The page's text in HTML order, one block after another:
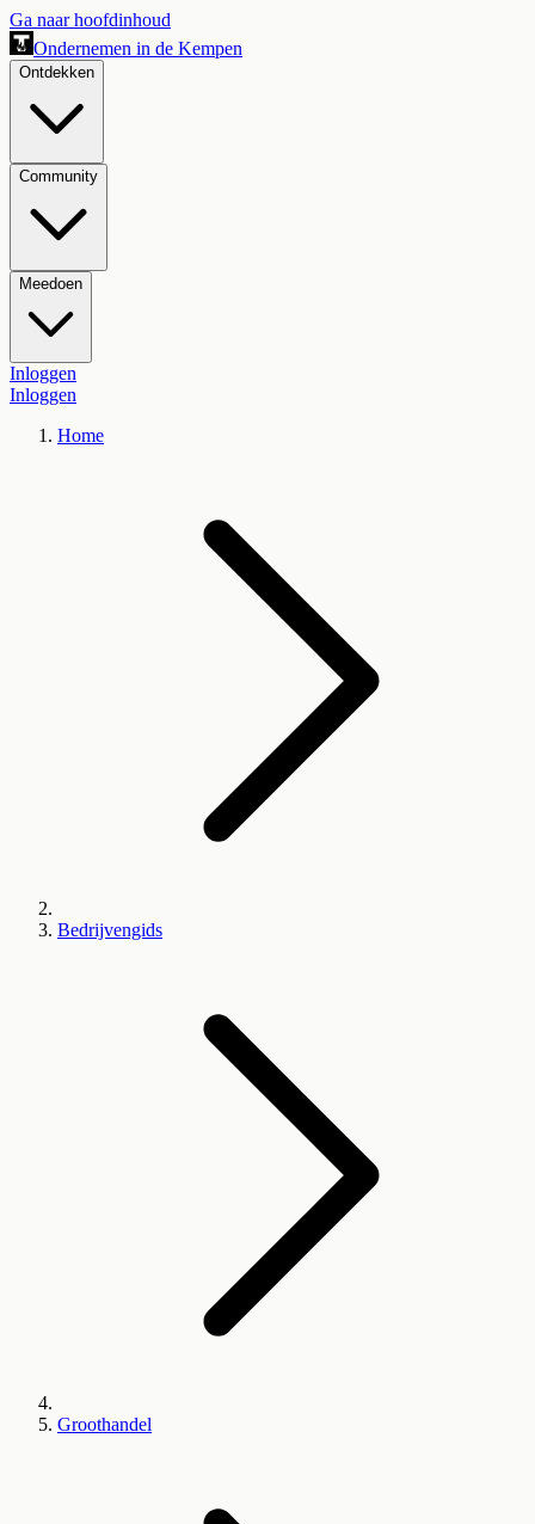
Ga naar hoofdinhoud
Ondernemen in de Kempen
Ontdekken
Community
Meedoen
Inloggen
Inloggen
Home
Bedrijvengids
Groothandel